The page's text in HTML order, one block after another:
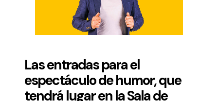
Las entradas para el
espectáculo de humor, que
tendrá lugar en la Sala de